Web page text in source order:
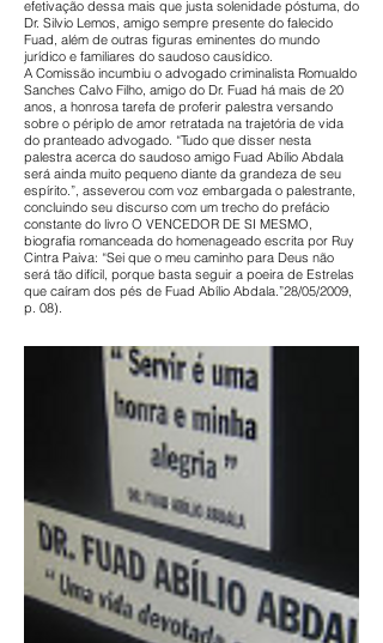
efetivação dessa mais que justa solenidade póstuma, do
Dr. Silvio Lemos, amigo sempre presente do falecido
Fuad, além de outras figuras eminentes do mundo
jurídico e familiares do saudoso causídico.
A Comissão incumbiu o advogado criminalista Romualdo
Sanches Calvo Filho, amigo do Dr. Fuad há mais de 20
anos, a honrosa tarefa de proferir palestra versando
sobre o périplo de amor retratada na trajetória de vida
do pranteado advogado. “Tudo que disser nesta
palestra acerca do saudoso amigo Fuad Abílio Abdala
será ainda muito pequeno diante da grandeza de seu
espírito.”, asseverou com voz embargada o palestrante,
concluindo seu discurso com um trecho do prefácio
constante do livro O VENCEDOR DE SI MESMO,
biografia romanceada do homenageado escrita por Ruy
Cintra Paiva: “Sei que o meu caminho para Deus não
será tão difícil, porque basta seguir a poeira de Estrelas
que caíram dos pés de Fuad Abílio Abdala.”28/05/2009,
p. 08).